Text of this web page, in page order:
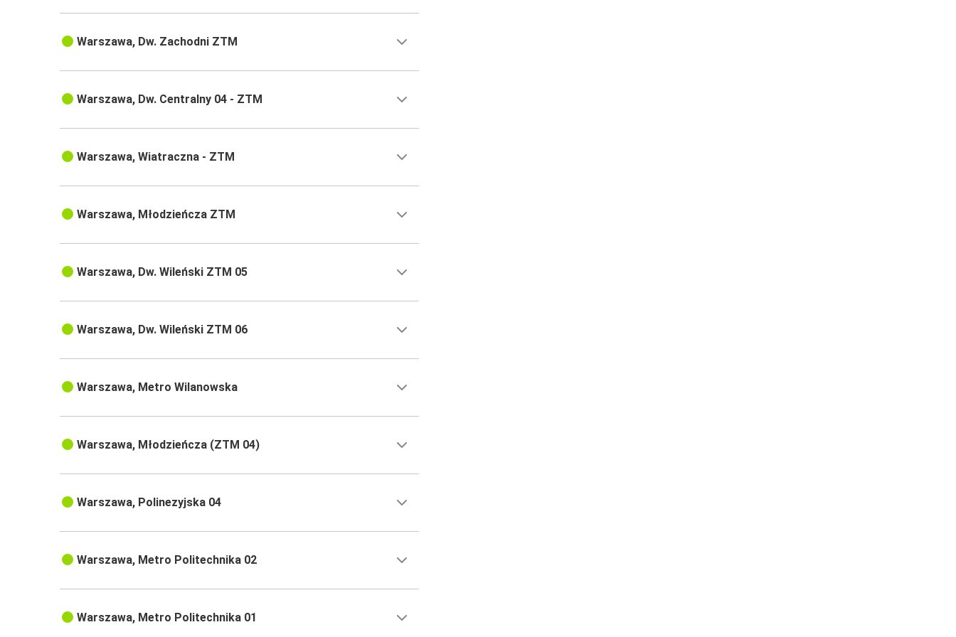
Warszawa, Dw. Zachodni ZTM
Warszawa, Dw. Centralny 04 - ZTM
Warszawa, Wiatraczna - ZTM
Warszawa, Młodzieńcza ZTM
Warszawa, Dw. Wileński ZTM 05
Warszawa, Dw. Wileński ZTM 06
Warszawa, Metro Wilanowska
Warszawa, Młodzieńcza (ZTM 04)
Warszawa, Polinezyjska 04
Warszawa, Metro Politechnika 02
Warszawa, Metro Politechnika 01